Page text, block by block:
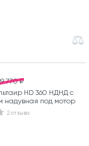
770 ₽
HD 360 НДНД с
надувная под мотор
2 отзыва